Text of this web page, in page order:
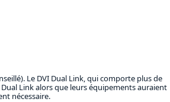
Le DVI Dual Link, qui comporte plus de
Link alors que leurs équipements auraient
nécessaire.